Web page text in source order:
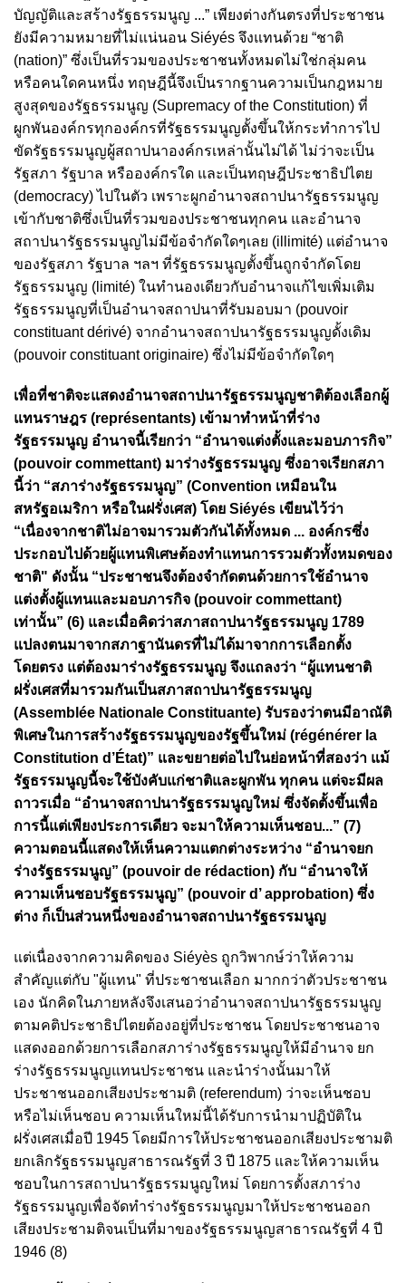
บัญญัติและสร้างรัฐธรรมนูญ ...” เพียงต่างกันตรงที่ประชาชน
ยังมีความหมายที่ไม่แน่นอน Siéyés จึงแทนด้วย “ชาติ
(nation)” ซึ่งเป็นที่รวมของประชาชนทั้งหมดไม่ใช่กลุ่มคน
หรือคนใดคนหนึ่ง ทฤษฎีนี้จึงเป็นรากฐานความเป็นกฎหมาย
สูงสุดของรัฐธรรมนูญ (Supremacy of the Constitution) ที่
ผูกพันองค์กรทุกองค์กรที่รัฐธรรมนูญตั้งขึ้นให้กระทำการไป
ขัดรัฐธรรมนูญผู้สถาปนาองค์กรเหล่านั้นไม่ได้ ไม่ว่าจะเป็น
รัฐสภา รัฐบาล หรือองค์กรใด และเป็นทฤษฎีประชาธิปไตย
(democracy) ไปในตัว เพราะผูกอำนาจสถาปนารัฐธรรมนูญ
เข้ากับชาติซึ่งเป็นที่รวมของประชาชนทุกคน และอำนาจ
สถาปนารัฐธรรมนูญไม่มีข้อจำกัดใดๆเลย (illimité) แต่อำนาจ
ของรัฐสภา รัฐบาล ฯลฯ ที่รัฐธรรมนูญตั้งขึ้นถูกจำกัดโดย
รัฐธรรมนูญ (limité) ในทำนองเดียวกับอำนาจแก้ไขเพิ่มเติม
รัฐธรรมนูญที่เป็นอำนาจสถาปนาที่รับมอบมา (pouvoir
constituant dérivé) จากอำนาจสถาปนารัฐธรรมนูญดั้งเดิม
(pouvoir constituant originaire) ซึ่งไม่มีข้อจำกัดใดๆ
เพื่อที่ชาติจะแสดงอำนาจสถาปนารัฐธรรมนูญชาติต้องเลือกผู้
แทนราษฎร (représentants) เข้ามาทำหน้าที่ร่าง
รัฐธรรมนูญ อำนาจนี้เรียกว่า “อำนาจแต่งตั้งและมอบภารกิจ”
(pouvoir commettant) มาร่างรัฐธรรมนูญ ซึ่งอาจเรียกสภา
นี้ว่า “สภาร่างรัฐธรรมนูญ” (Convention เหมือนใน
สหรัฐอเมริกา หรือในฝรั่งเศส) โดย Siéyés เขียนไว้ว่า
“เนื่องจากชาติไม่อาจมารวมตัวกันได้ทั้งหมด ... องค์กรซึ่ง
ประกอบไปด้วยผู้แทนพิเศษต้องทำแทนการรวมตัวทั้งหมดของ
ชาติ" ดังนั้น “ประชาชนจึงต้องจำกัดตนด้วยการใช้อำนาจ
แต่งตั้งผู้แทนและมอบภารกิจ (pouvoir commettant)
เท่านั้น” (6) และเมื่อคิดว่าสภาสถาปนารัฐธรรมนูญ 1789
แปลงตนมาจากสภาฐานันดรที่ไม่ได้มาจากการเลือกตั้ง
โดยตรง แต่ต้องมาร่างรัฐธรรมนูญ จึงแถลงว่า “ผู้แทนชาติ
ฝรั่งเศสที่มารวมกันเป็นสภาสถาปนารัฐธรรมนูญ
(Assemblée Nationale Constituante) รับรองว่าตนมีอาณัติ
พิเศษในการสร้างรัฐธรรมนูญของรัฐขึ้นใหม่ (régénérer la
Constitution d’État)” และขยายต่อไปในย่อหน้าที่สองว่า แม้
รัฐธรรมนูญนี้จะใช้บังคับแก่ชาติและผูกพัน ทุกคน แต่จะมีผล
ถาวรเมื่อ “อำนาจสถาปนารัฐธรรมนูญใหม่ ซึ่งจัดตั้งขึ้นเพื่อ
การนี้แต่เพียงประการเดียว จะมาให้ความเห็นชอบ...” (7)
ความตอนนี้แสดงให้เห็นความแตกต่างระหว่าง “อำนาจยก
ร่างรัฐธรรมนูญ” (pouvoir de rédaction) กับ “อำนาจให้
ความเห็นชอบรัฐธรรมนูญ” (pouvoir d’ approbation) ซึ่ง
ต่าง ก็เป็นส่วนหนึ่งของอำนาจสถาปนารัฐธรรมนูญ
แต่เนื่องจากความคิดของ Siéyès ถูกวิพากษ์ว่าให้ความ
สำคัญแต่กับ "ผู้แทน" ที่ประชาชนเลือก มากกว่าตัวประชาชน
เอง นักคิดในภายหลังจึงเสนอว่าอำนาจสถาปนารัฐธรรมนูญ
ตามคติประชาธิปไตยต้องอยู่ที่ประชาชน โดยประชาชนอาจ
แสดงออกด้วยการเลือกสภาร่างรัฐธรรมนูญให้มีอำนาจ ยก
ร่างรัฐธรรมนูญแทนประชาชน และนำร่างนั้นมาให้
ประชาชนออกเสียงประชามติ (referendum) ว่าจะเห็นชอบ
หรือไม่เห็นชอบ ความเห็นใหม่นี้ได้รับการนำมาปฏิบัติใน
ฝรั่งเศสเมื่อปี 1945 โดยมีการให้ประชาชนออกเสียงประชามติ
ยกเลิกรัฐธรรมนูญสาธารณรัฐที่ 3 ปี 1875 และให้ความเห็น
ชอบในการสถาปนารัฐธรรมนูญใหม่ โดยการตั้งสภาร่าง
รัฐธรรมนูญเพื่อจัดทำร่างรัฐธรรมนูญมาให้ประชาชนออก
เสียงประชามติจนเป็นที่มาของรัฐธรรมนูญสาธารณรัฐที่ 4 ปี
1946 (8)